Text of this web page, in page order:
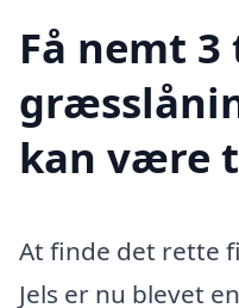
Få nemt
kan være
At finde det rette
Jels er nu blevet